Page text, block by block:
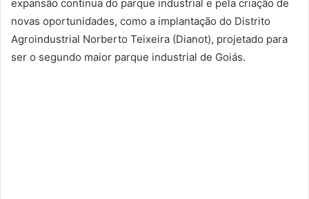
expansão contínua do parque industrial e pela criação de
novas oportunidades, como a implantação do Distrito
Agroindustrial Norberto Teixeira (Dianot), projetado para
ser o segundo maior parque industrial de Goiás.